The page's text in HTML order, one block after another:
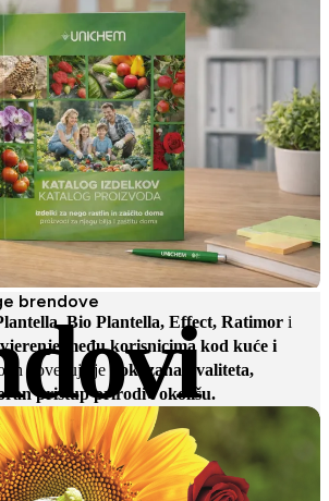
brendove
Bio Plantella, Effect, Ratimor i
među korisnicima kod kuće i
ih povezuje je dokazana kvaliteta,
pristup prirodi i okolišu.